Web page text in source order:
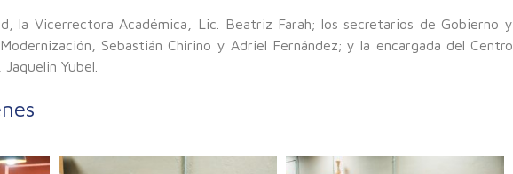
la Vicerrectora Académica, Lic. Beatriz Farah; los secretarios de Gobierno y
Sebastián Chirino y Adriel Fernández; y la encargada del Centro
Yubel.